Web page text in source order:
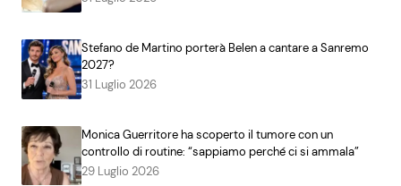
Stefano de Martino porterà Belen a cantare a Sanremo
2027?
31 Luglio 2026
Monica Guerritore ha scoperto il tumore con un
controllo di routine: “sappiamo perché ci si ammala”
29 Luglio 2026